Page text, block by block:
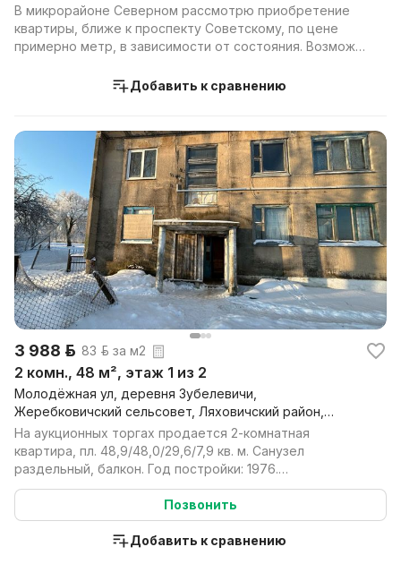
В микрорайоне Северном рассмотрю приобретение
квартиры, ближе к проспекту Советскому, по цене
примерно метр, в зависимости от состояния. Возможе
Добавить к сравнению
3 988 р. 83 р. за м2
2 комн., 48 м², этаж 1 из 2
Молодёжная ул, деревня Зубелевичи,
Жеребковичский сельсовет, Ляховичский район,
Брестская обл.
На аукционных торгах продается 2-комнатная
квартира, пл. 48,9/48,0/29,6/7,9 кв. м. Санузел
раздельный, балкон. Год постройки: 1976.
Конструктивные хар...
Позвонить
Добавить к сравнению